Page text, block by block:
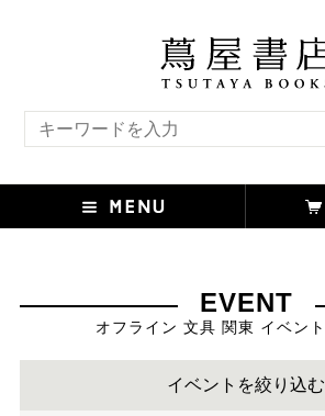
EVENT
オフライン 文具 関東 イベン
イベントを絞り込む